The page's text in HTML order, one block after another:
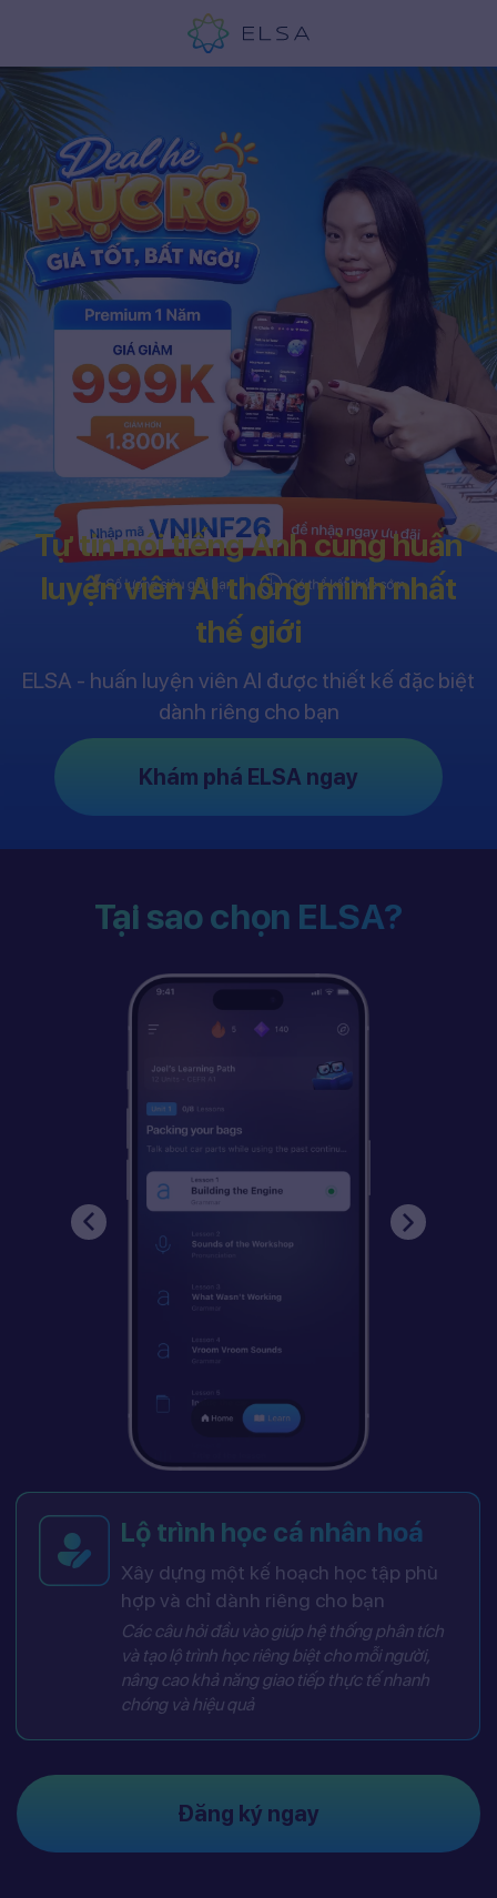
Tự tin nói tiếng Anh cùng huấn
luyện viên AI thông minh nhất
thế giới
ELSA - huấn luyện viên AI được thiết kế đặc biệt
dành riêng cho bạn
Khám phá ELSA ngay
Tại sao chọn ELSA?
Lộ trình học cá nhân hoá
Xây dựng một kế hoạch học tập phù
hợp và chỉ dành riêng cho bạn
Các câu hỏi đầu vào giúp hệ thống phân tích
và tạo lộ trình học riêng biệt cho mỗi người,
nâng cao khả năng giao tiếp thực tế nhanh
chóng và hiệu quả
Đăng ký ngay